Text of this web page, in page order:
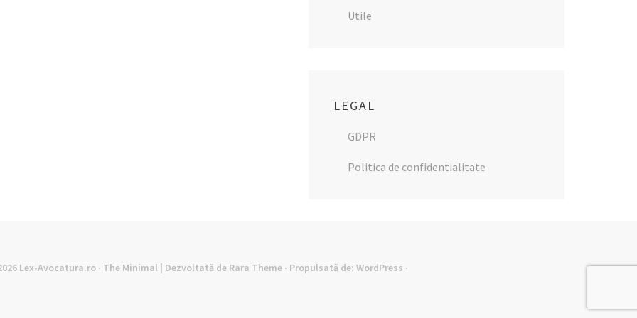
Utile
LEGAL
GDPR
Politica de confidentialitate
Lex-Avocatura.ro · The Minimal | Dezvoltată de Rara Theme · Propulsată de: WordPress ·